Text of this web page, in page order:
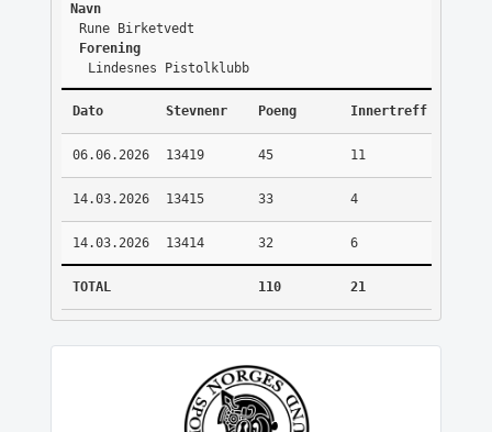
Navn
Rune Birketvedt
Forening
Lindesnes Pistolklubb
Dato Stevnenr Poeng Innertreff
06.06.2026 13419 45 11
14.03.2026 13415 33 4
14.03.2026 13414 32 6
TOTAL 110 21